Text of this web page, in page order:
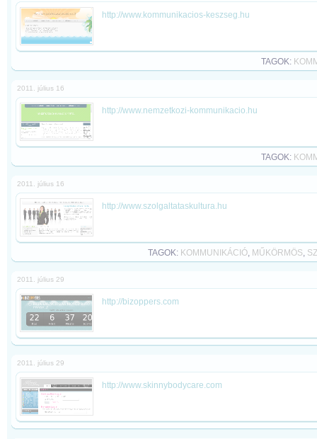
http://www.kommunikacios-keszseg.hu
TAGOK:
2011. július 16
http://www.nemzetkozi-kommunikacio.hu
TAGOK:
2011. július 16
http://www.szolgaltataskultura.hu
TAGOK: KOMMUNIKÁCIÓ, MŰKÖRMÖS,
2011. július 29
http://bizoppers.com
2011. július 29
http://www.skinnybodycare.com